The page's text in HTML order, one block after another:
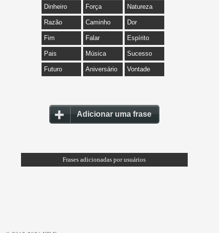
Dinheiro Força Natureza
Razão Caminho Dor
Fim Falar Espírito
Pais Música Sucesso
Futuro Aniversário Vontade
Adicionar uma frase
Frases adicionadas por usuários